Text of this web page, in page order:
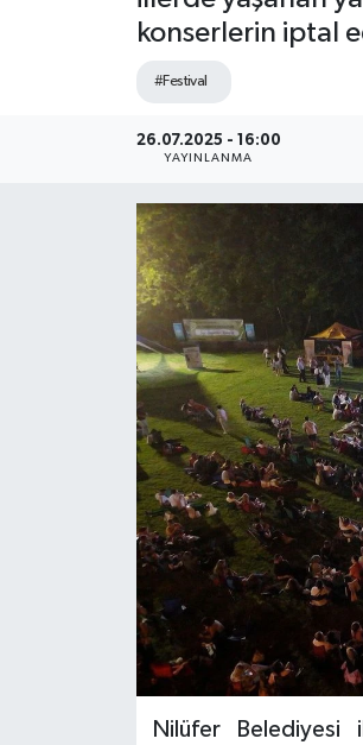
konserlerin iptal
#Festival
26.07.2025 - 16:00
YAYINLANMA
Nilüfer Belediyesi
Kültür & Sanat
Resmi İlanlar
Siyaset
Süper Lig Puan Durumu ve
Tüm Manşetler
Son Dakika Haberleri